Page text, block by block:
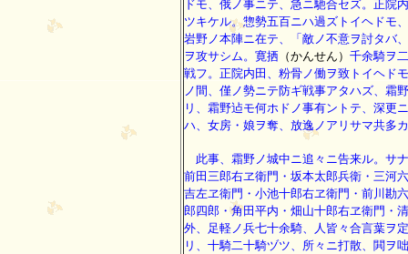
ドモ、俄ノ事ニテ、急ニ馳合セズ。正院
ツキケル。惣勢五百ニハ過ズトイヘドモ
岩野ノ本陣ニ在テ、「敵ノ不意ヲ討タバ
ヲ攻サシム。寛拪 （かんせん） 千余騎ヲ
戦フ。正院内田、粉骨ノ働ヲ致トイヘド
ノ間、僅ノ勢ニテ防ギ戦事アタハズ、霜
リ、霜野迠モ何ホドノ事有ントテ、深更
ハ、女房・娘ヲ奪、放逸ノアリサマ共多
此事、霜野ノ城中ニ追々ニ告来ル。サ
前田三郎右ヱ衛門・坂本太郎兵衛・三河
吉左ヱ衛門・小池十郎右ヱ衛門・前川勘
郎四郎・角田平内・畑山十郎右ヱ衛門・
外、足軽ノ兵七十余騎、人皆々合言葉ヲ
リ、十騎二十騎ヅツ、所々ニ打散、閧ヲ